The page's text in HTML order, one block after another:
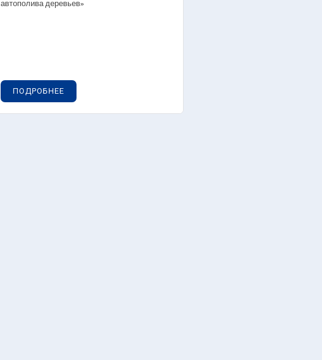
Ремонт и обслуживание сельскохозяйственных
автополива деревьев»
ПОДРОБНЕЕ